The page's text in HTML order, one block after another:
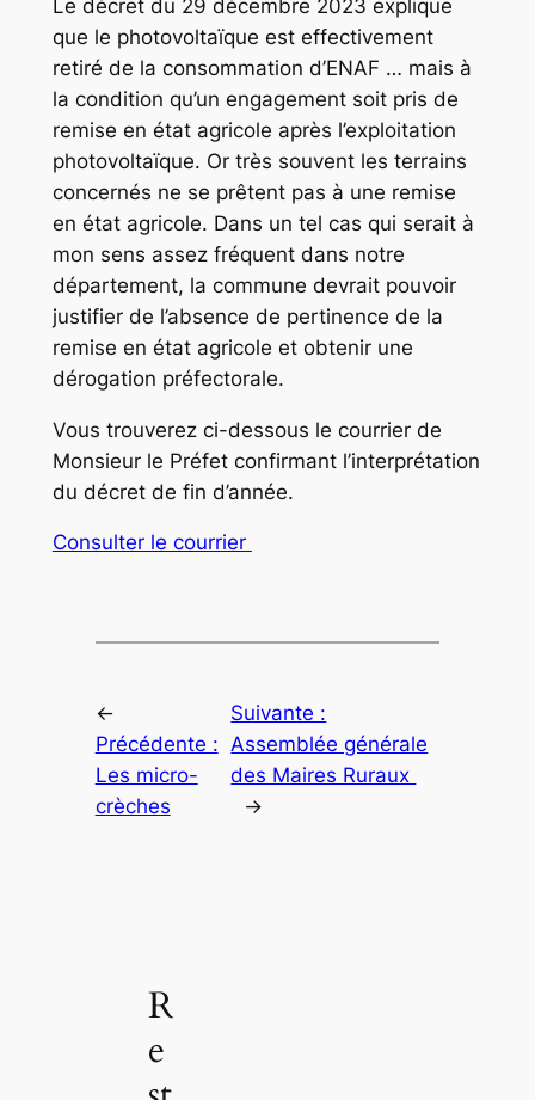
Le décret du 29 décembre 2023 explique
que le photovoltaïque est effectivement
retiré de la consommation d’ENAF … mais à
la condition qu’un engagement soit pris de
remise en état agricole après l’exploitation
photovoltaïque. Or très souvent les terrains
concernés ne se prêtent pas à une remise
en état agricole. Dans un tel cas qui serait à
mon sens assez fréquent dans notre
département, la commune devrait pouvoir
justifier de l’absence de pertinence de la
remise en état agricole et obtenir une
dérogation préfectorale.
Vous trouverez ci-dessous le courrier de
Monsieur le Préfet confirmant l’interprétation
du décret de fin d’année.
Consulter le courrier
←
Précédente :
Les micro-
crèches
Suivante :
Assemblée générale
des Maires Ruraux
→
R
e